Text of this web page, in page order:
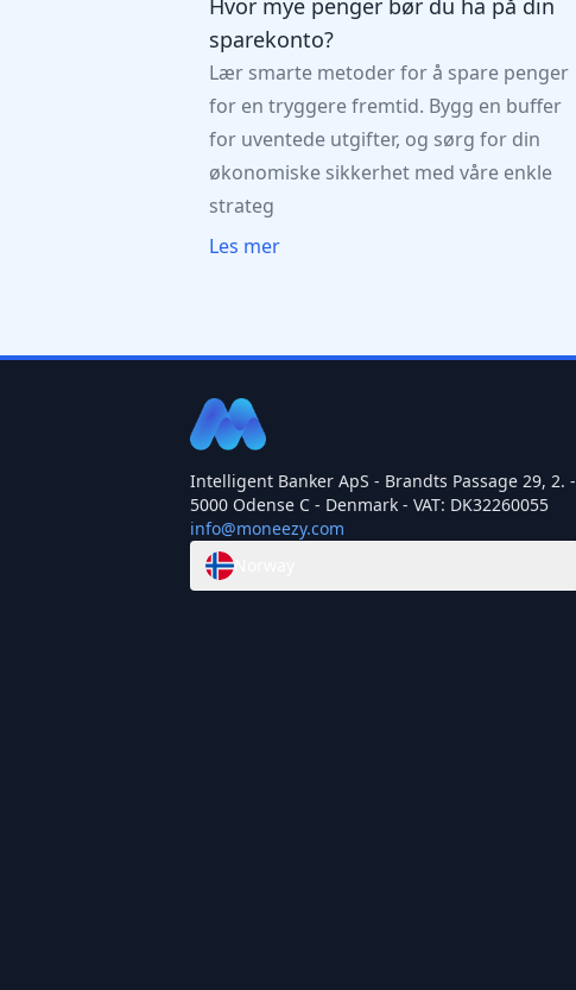
Hvor mye penger bør du ha på din
sparekonto?
Lær smarte metoder for å spare penger
for en tryggere fremtid. Bygg en buffer
for uventede utgifter, og sørg for din
økonomiske sikkerhet med våre enkle
strateg
Les mer
Intelligent Banker ApS - Brandts Passage 29, 2. -
5000 Odense C - Denmark - VAT: DK32260055
info@moneezy.com